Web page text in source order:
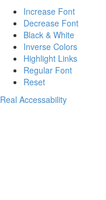
Increase Font
Decrease Font
Black & White
Inverse Colors
Highlight Links
Regular Font
Reset
Real Accessability